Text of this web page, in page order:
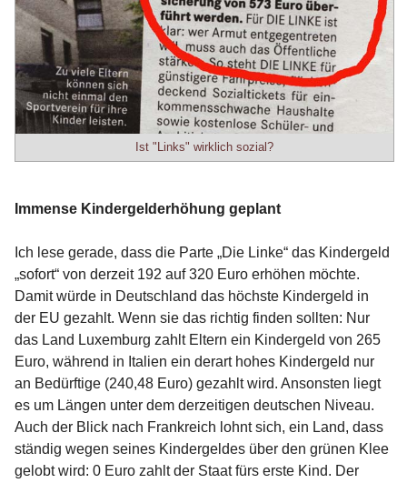
Ist "Links" wirklich sozial?
Immense Kindergelderhöhung geplant
Ich lese gerade, dass die Parte „Die Linke“ das Kindergeld
„sofort“ von derzeit 192 auf 320 Euro erhöhen möchte.
Damit würde in Deutschland das höchste Kindergeld in
der EU gezahlt. Wenn sie das richtig finden sollten: Nur
das Land Luxemburg zahlt Eltern ein Kindergeld von 265
Euro, während in Italien ein derart hohes Kindergeld nur
an Bedürftige (240,48 Euro) gezahlt wird. Ansonsten liegt
es um Längen unter dem derzeitigen deutschen Niveau.
Auch der Blick nach Frankreich lohnt sich, ein Land, dass
ständig wegen seines Kindergeldes über den grünen Klee
gelobt wird: 0 Euro zahlt der Staat fürs erste Kind. Der